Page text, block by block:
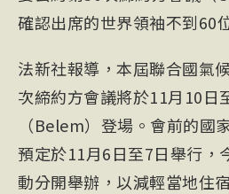
確認出席的世界領袖不到60
法新社報導，本屆聯合國氣
次締約方會議將於11月10日
（Belem）登場。會前的國
預定於11月6日至7日舉行，
動分開舉辦，以減輕當地住